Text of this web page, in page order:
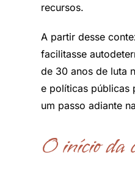
recursos.
A partir desse
facilitasse
de 30 anos de luta
e políticas públicas
um passo adiante
O início da